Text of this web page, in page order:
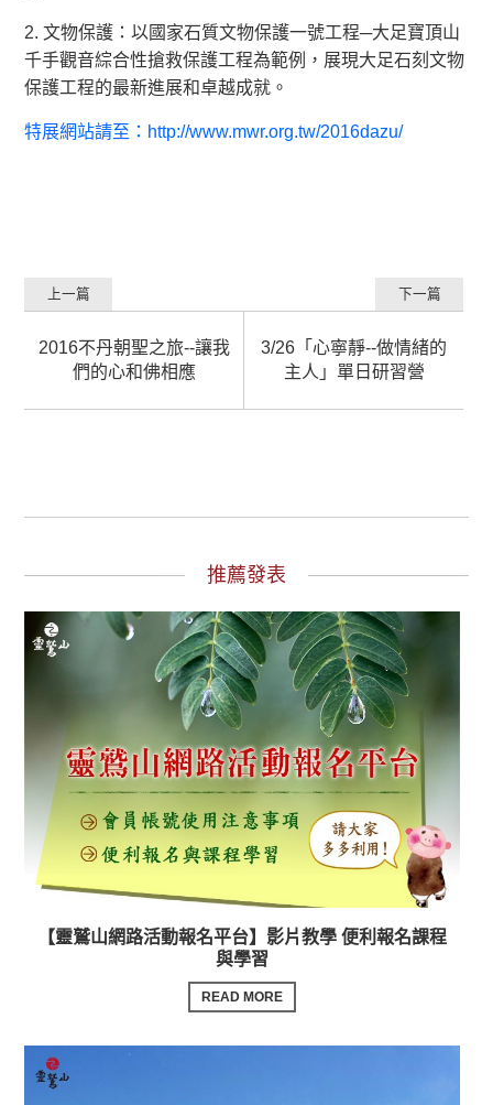
2. 文物保護：以國家石質文物保護一號工程─大足寶頂山
千手觀音綜合性搶救保護工程為範例，展現大足石刻文物
保護工程的最新進展和卓越成就。
特展網站請至： http://www.mwr.org.tw/2016dazu/
2016不丹朝聖之旅--讓我
們的心和佛相應
上一篇
3/26「心寧靜--做情緒的
主人」單日研習營
下一篇
推薦發表
【靈鷲山網路活動報名平台】影片教學 便利報名課程
與學習
READ MORE